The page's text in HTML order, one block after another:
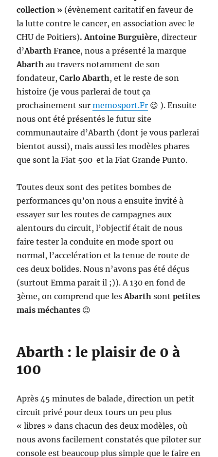
collection » (évènement caritatif en faveur de
la lutte contre le cancer, en association avec le
CHU de Poitiers). Antoine Burguière, directeur
d’Abarth France, nous a présenté la marque
Abarth au travers notamment de son
fondateur,Carlo Abarth, et le reste de son
histoire (je vous parlerai de tout ça
prochainement surmemosport.Fr 😉 ). Ensuite
nous ont été présentés le futur site
communautaire d’Abarth (dont je vous parlerai
bientot aussi), mais aussi les modèles phares
que sont la Fiat 500 et la Fiat Grande Punto.
Toutes deux sont des petites bombes de
performances qu’on nous a ensuite invité à
essayer sur les routes de campagnes aux
alentours du circuit, l’objectif était de nous
faire tester la conduite en mode sport ou
normal, l’accelération et la tenue de route de
ces deux bolides. Nous n’avons pas été déçus
(surtout Emma parait il ;)). A 130 en fond de
3ème, on comprend que lesAbarth sontpetites
mais méchantes 😉
Abarth : le plaisir de 0 à
100
Après 45 minutes de balade, direction un petit
circuit privé pour deux tours un peu plus
« libres » dans chacun des deux modèles, où
nous avons facilement constatés que piloter sur
console est beaucoup plus simple que le faire en